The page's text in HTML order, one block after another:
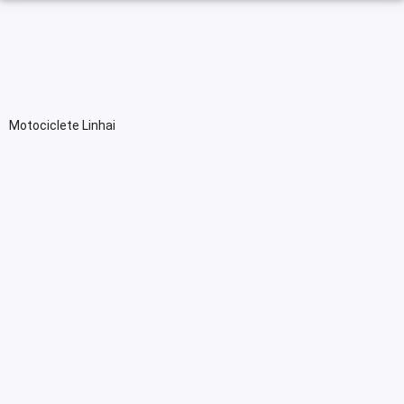
Motociclete Linhai